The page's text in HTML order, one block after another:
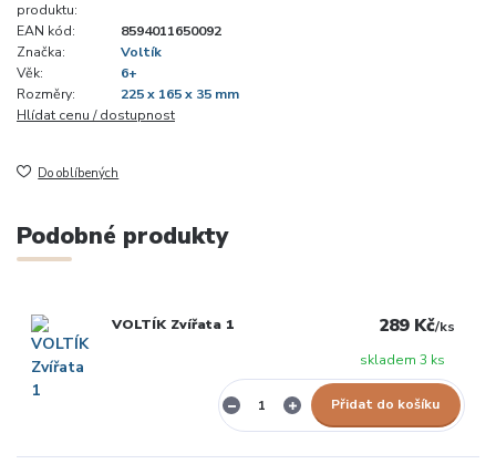
produktu:
EAN kód:
8594011650092
Značka:
Voltík
Věk:
6+
Rozměry:
225 x 165 x 35 mm
Hlídat cenu / dostupnost
Do oblíbených
Podobné produkty
VOLTÍK Zvířata 1 289 Kč/ks
skladem 3 ks
Přidat do košíku